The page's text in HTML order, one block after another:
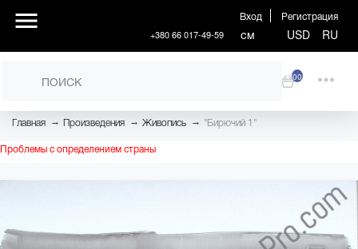
Вход Регистрация
+380 66 017-49-59 см USD RU
00
Главная → Произведения → Живопись → "Бирючий 1"
Проблемы с определением страны